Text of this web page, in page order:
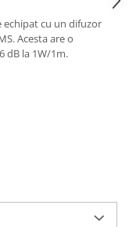
echipat cu un difuzor
Acesta are o
dB la 1W/1m.